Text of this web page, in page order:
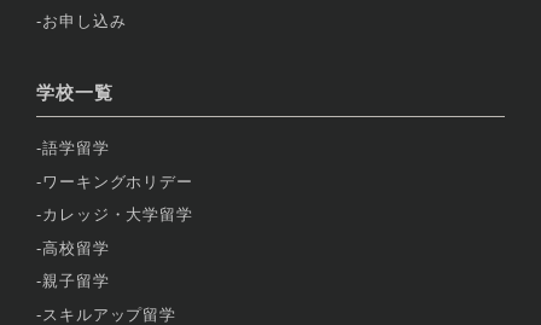
お申し込み
学校一覧
語学留学
ワーキングホリデー
カレッジ・大学留学
高校留学
親子留学
スキルアップ留学